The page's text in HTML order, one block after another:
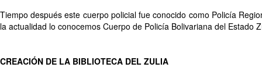
Tiempo después este cuerpo policial fue conocido como Policía
la actualidad lo conocemos Cuerpo de Policía Bolivariana del Estado
CREACIÓN DE LA BIBLIOTECA DEL ZULIA